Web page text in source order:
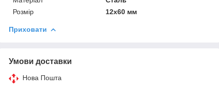
Розмір
12х60 мм
Приховати
Умови доставки
Нова Пошта